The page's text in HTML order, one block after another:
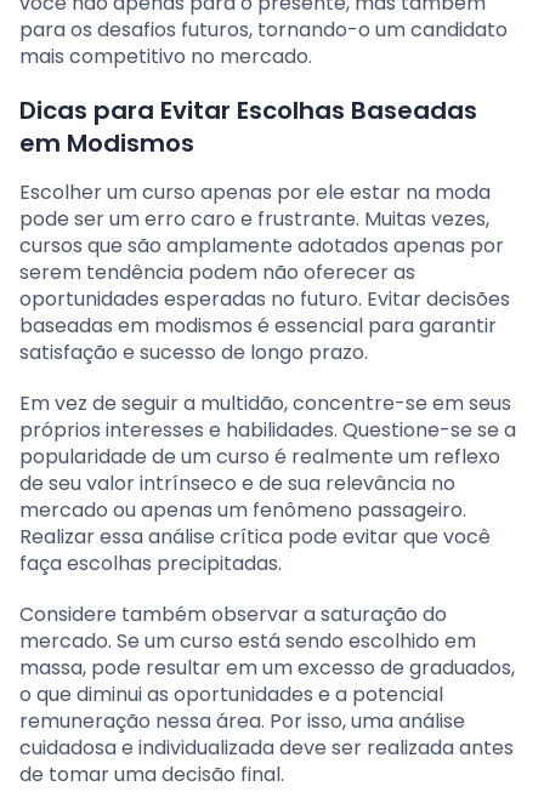
para os desafios futuros, tornando-o um candidato
mais competitivo no mercado.
Dicas para Evitar Escolhas Baseadas
em Modismos
Escolher um curso apenas por ele estar na moda
pode ser um erro caro e frustrante. Muitas vezes,
cursos que são amplamente adotados apenas por
serem tendência podem não oferecer as
oportunidades esperadas no futuro. Evitar decisões
baseadas em modismos é essencial para garantir
satisfação e sucesso de longo prazo.
Em vez de seguir a multidão, concentre-se em seus
próprios interesses e habilidades. Questione-se se a
popularidade de um curso é realmente um reflexo
de seu valor intrínseco e de sua relevância no
mercado ou apenas um fenômeno passageiro.
Realizar essa análise crítica pode evitar que você
faça escolhas precipitadas.
Considere também observar a saturação do
mercado. Se um curso está sendo escolhido em
massa, pode resultar em um excesso de graduados,
o que diminui as oportunidades e a potencial
remuneração nessa área. Por isso, uma análise
cuidadosa e individualizada deve ser realizada antes
de tomar uma decisão final.